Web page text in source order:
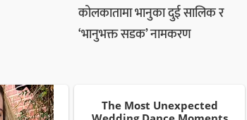
कोलकातामा भानुका दुई सालिक र
‘भानुभक्त सडक’ नामकरण